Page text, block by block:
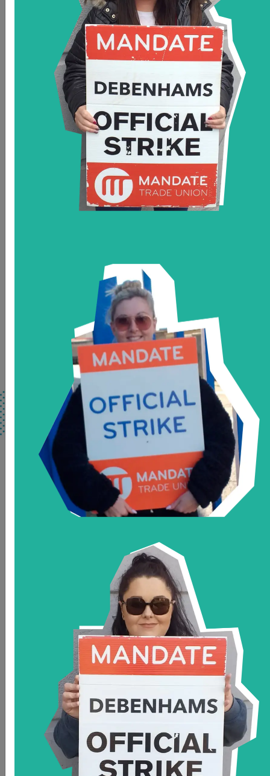
Alejandro Abraham
FATSA - ARGENTINA
Juan Pablo Ybarra
SUTEP - ARGENTINA